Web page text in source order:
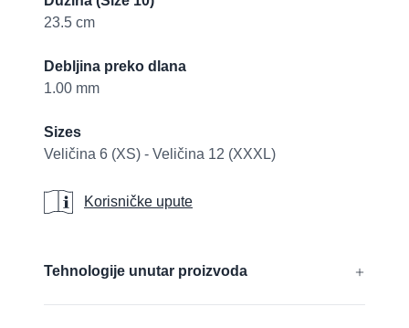
23.5 cm
Debljina preko dlana
1.00 mm
Sizes
Veličina 6 (XS) - Veličina 12 (XXXL)
Korisničke upute
Korisničke upute
Tehnologije unutar proizvoda